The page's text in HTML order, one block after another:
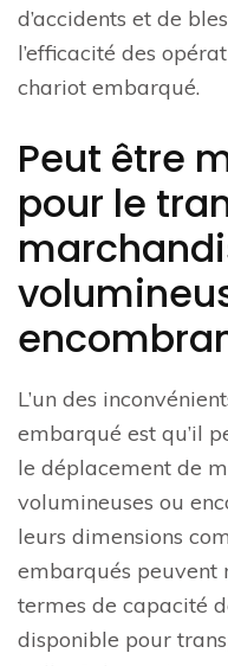
d’accidents et de
l’efficacité des
chariot embarqué.
Peut être
pour le
L’un des
embarqué est qu’il
le déplacement de
volumineuses ou
leurs dimensions
embarqués peuvent
termes de capacité
disponible pour